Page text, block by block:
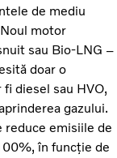
de mediu
motor
sau Bio-LNG –
doar o
diesel sau HVO,
gazului.
reduce emisiile de
în funcție de